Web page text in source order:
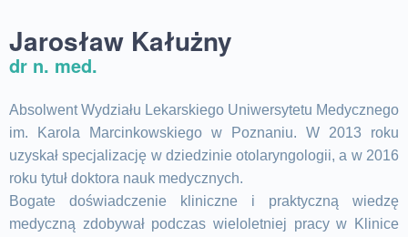
Jarosław Kałużny
dr n. med.
Absolwent Wydziału Lekarskiego Uniwersytetu Medycznego
im. Karola Marcinkowskiego w Poznaniu. W 2013 roku
uzyskał specjalizację w dziedzinie otolaryngologii, a w 2016
roku tytuł doktora nauk medycznych.
Bogate doświadczenie kliniczne i praktyczną wiedzę
medyczną zdobywał podczas wieloletniej pracy w Klinice